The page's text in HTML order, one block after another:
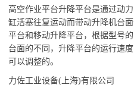
高空作业平台升降平台是通过动
缸活塞往复运动而带动升降机台
平台和移动升降平台，根据型号
台面的不同，升降平台的运行速
可以调整的。
力佐工业设备(上海)有限公司